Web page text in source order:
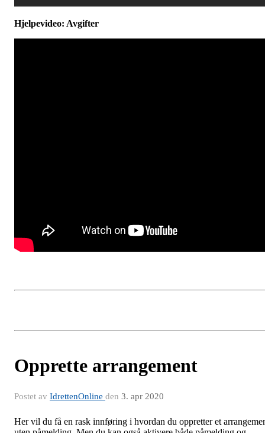
Hjelpevideo: Avgifter
Opprette arrangement
Postet av IdrettenOnline den 3. apr 2020
Her vil du få en rask innføring i hvordan du oppretter et